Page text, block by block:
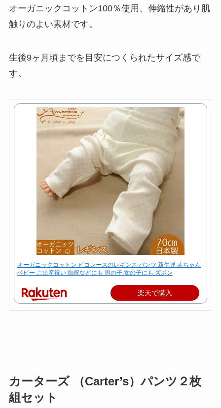
オーガニックコットン100％使用、伸縮性があり肌
触りのよい素材です。
生後9ヶ月頃までを目安につくられたサイズ感で
す。
オーガニックコットン ピコレースのレギンス パンツ 新生児 赤ちゃん
ベビー ご出産祝い 御祝などにも 男の子 女の子にも ズボン
楽天で購入
カーターズ （Carter’s）パンツ２枚
組セット